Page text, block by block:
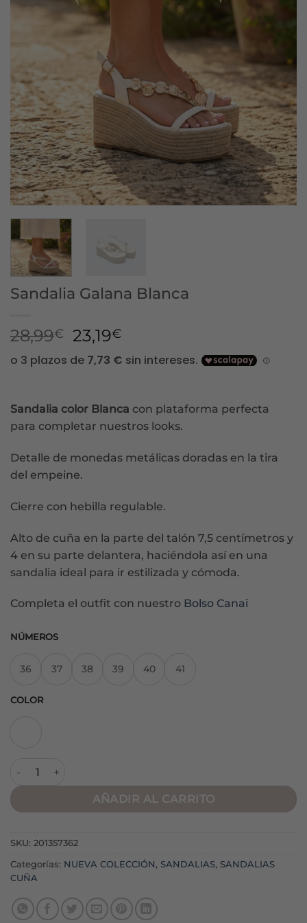
Sandalia Galana Blanca
28,99€
El
precio
original
28,99€.
23,19€El
precio
actual
23,19€.
Sandalia color Blanca con plataforma perfecta
para completar nuestros looks.
Detalle de monedas metálicas doradas en la tira
del empeine.
Cierre con hebilla regulable.
Alto de cuña en la parte del talón 7,5 centímetros y
4 en su parte delantera, haciéndola así en una
sandalia ideal para ir estilizada y cómoda.
Completa el outfit con nuestro Bolso Canai
NÚMEROS
36 37 38 39 40 41
COLOR
AÑADIR AL CARRITO
SKU: 201357362
Categorías: NUEVA COLECCIÓN , SANDALIAS, SANDALIAS
CUÑA